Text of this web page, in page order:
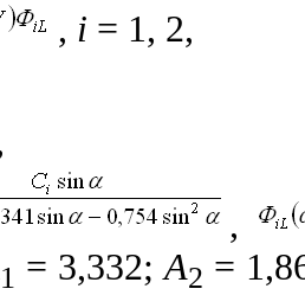
, i = 1, 2,
,
1 = 3,332;A2 =